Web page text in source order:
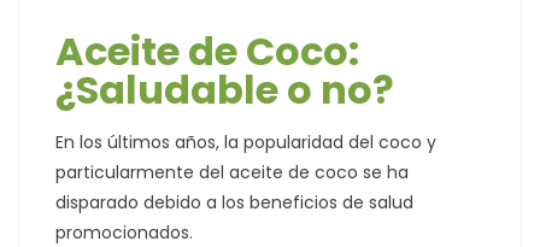
Aceite de Coco:
¿Saludable o no?
En los últimos años, la popularidad del coco y
particularmente del aceite de coco se ha
disparado debido a los beneficios de salud
promocionados.